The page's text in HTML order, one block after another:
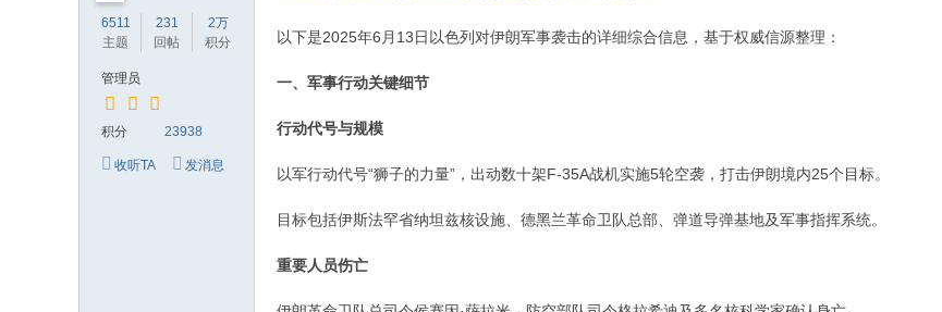
6511
主题
231
回帖
2万
积分
管理员
积分 23938
收听TA 发消息
以下是2025年6月13日以色列对伊朗军事袭击的详细综合信息，基于权威信源整理：
一、军事行动关键细节
‌行动代号与规模‌
以军行动代号“狮子的力量”，出动数十架F-35A战机实施5轮空袭，打击伊朗境内25个目标。
目标包括伊斯法罕省纳坦兹核设施、德黑兰革命卫队总部、弹道导弹基地及军事指挥系统。
‌重要人员伤亡‌